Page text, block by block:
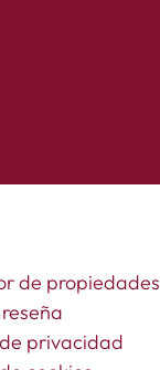
de propiedades
privacidad